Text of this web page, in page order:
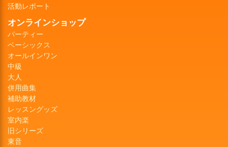
活動レポート
オンラインショップ
パーティー
ベーシックス
オールインワン
中級
大人
併用曲集
補助教材
レッスングッズ
室内楽
旧シリーズ
東音